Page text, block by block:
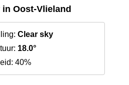
in Oost-Vlieland
Clear sky
18.0°
40%